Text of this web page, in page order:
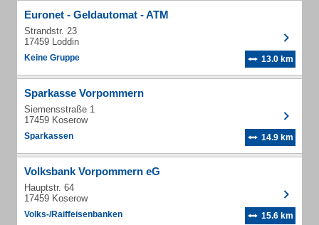
Euronet - Geldautomat - ATM
Strandstr. 23
17459 Loddin
Keine Gruppe 13.0 km
Sparkasse Vorpommern
Siemensstraße 1
17459 Koserow
Sparkassen 14.9 km
Volksbank Vorpommern eG
Hauptstr. 64
17459 Koserow
Volks-/Raiffeisenbanken 15.6 km